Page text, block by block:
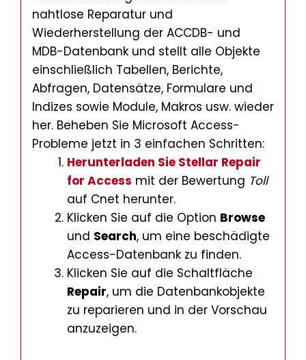
nahtlose Reparatur und
Wiederherstellung der ACCDB- und
MDB-Datenbank und stellt alle Objekte
einschließlich Tabellen, Berichte,
Abfragen, Datensätze, Formulare und
Indizes sowie Module, Makros usw. wieder
her. Beheben Sie Microsoft Access-
Probleme jetzt in 3 einfachen Schritten:
Herunterladen Sie Stellar Repair
for Access mit der Bewertung Toll
auf Cnet herunter.
Klicken Sie auf die Option Browse
und Search, um eine beschädigte
Access-Datenbank zu finden.
Klicken Sie auf die Schaltfläche
Repair, um die Datenbankobjekte
zu reparieren und in der Vorschau
anzuzeigen.